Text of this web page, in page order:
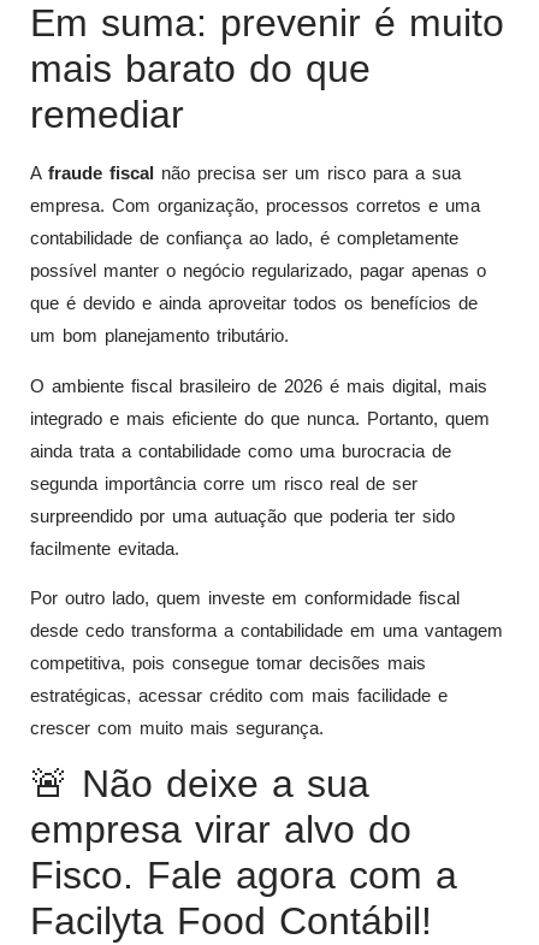
Em suma: prevenir é muito
mais barato do que
remediar
A fraude fiscal não precisa ser um risco para a sua
empresa. Com organização, processos corretos e uma
contabilidade de confiança ao lado, é completamente
possível manter o negócio regularizado, pagar apenas o
que é devido e ainda aproveitar todos os benefícios de
um bom planejamento tributário.
O ambiente fiscal brasileiro de 2026 é mais digital, mais
integrado e mais eficiente do que nunca. Portanto, quem
ainda trata a contabilidade como uma burocracia de
segunda importância corre um risco real de ser
surpreendido por uma autuação que poderia ter sido
facilmente evitada.
Por outro lado, quem investe em conformidade fiscal
desde cedo transforma a contabilidade em uma vantagem
competitiva, pois consegue tomar decisões mais
estratégicas, acessar crédito com mais facilidade e
crescer com muito mais segurança.
🚨 Não deixe a sua
empresa virar alvo do
Fisco. Fale agora com a
Facilyta Food Contábil!